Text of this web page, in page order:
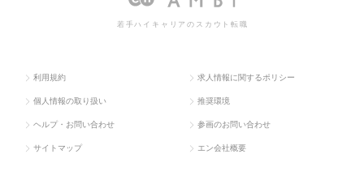
若手ハイキャリアのスカウト転職
利用規約 求人情報に関するポリシー
個人情報の取り扱い 推奨環境
ヘルプ・お問い合わせ 参画のお問い合わせ
サイトマップ エン会社概要